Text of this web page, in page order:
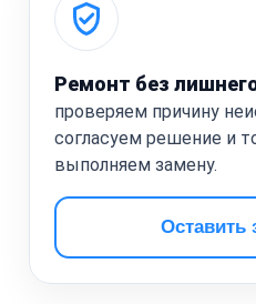
Ремонт без
проверяем причину
согласуем решение и
выполняем замену.
Оставить